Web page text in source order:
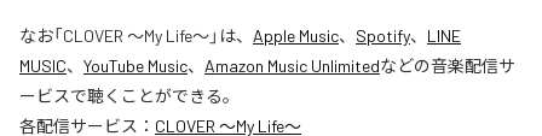
なお「CLOVER ～My Life～」は、 Apple Music、 Spotify、 LINE
MUSIC、 YouTube Music、 Amazon Music Unlimitedなどの音楽配信サ
ービスで聴くことができる。
各配信サービス： CLOVER ～My Life～